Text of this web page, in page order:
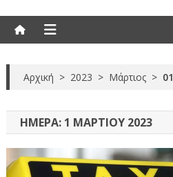
Αρχική > 2023 > Μάρτιος > 01
ΗΜΈΡΑ: 1 ΜΑΡΤΊΟΥ 2023